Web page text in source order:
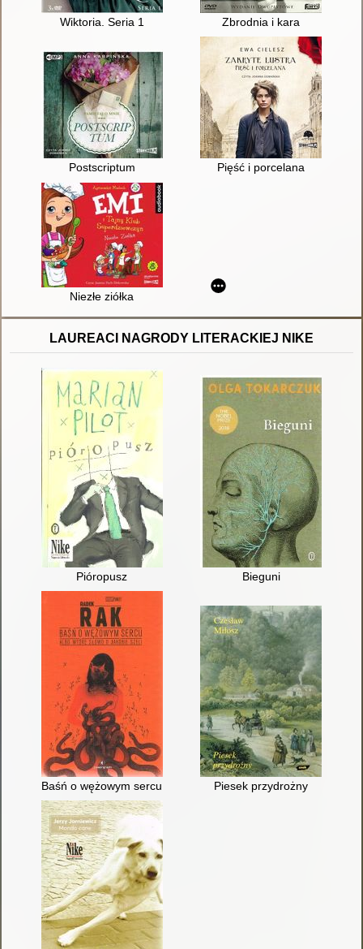
Wiktoria. Seria 1 Zbrodnia i kara
Postscriptum Pięść i porcelana
Niezłe ziółka
LAUREACI NAGRODY LITERACKIEJ NIKE
Pióropusz Bieguni
Baśń o wężowym sercu albo Wtóre słowo o Jakóbie Szeli
Piesek przydrożny